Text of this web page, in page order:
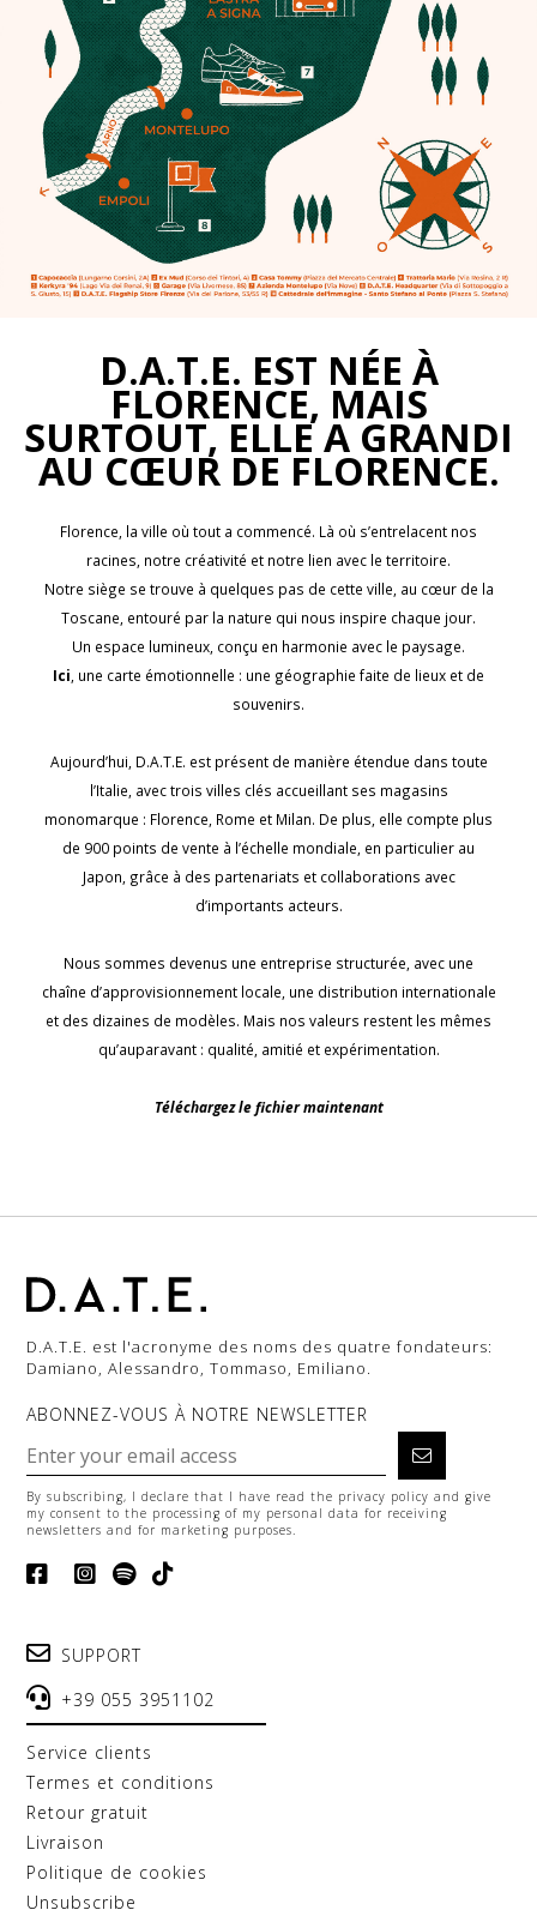
D.A.T.E. EST NÉE À
FLORENCE, MAIS
SURTOUT, ELLE A GRANDI
AU CŒUR DE FLORENCE.
Florence, la ville où tout a commencé. Là où s’entrelacent nos
racines, notre créativité et notre lien avec le territoire.
Notre siège se trouve à quelques pas de cette ville, au cœur de la
Toscane, entouré par la nature qui nous inspire chaque jour.
Un espace lumineux, conçu en harmonie avec le paysage.
Ici, une carte émotionnelle : une géographie faite de lieux et de
souvenirs.
Aujourd’hui, D.A.T.E. est présent de manière étendue dans toute
l’Italie, avec trois villes clés accueillant ses magasins
monomarque : Florence, Rome et Milan. De plus, elle compte plus
de 900 points de vente à l’échelle mondiale, en particulier au
Japon, grâce à des partenariats et collaborations avec
d’importants acteurs.
Nous sommes devenus une entreprise structurée, avec une
chaîne d’approvisionnement locale, une distribution internationale
et des dizaines de modèles. Mais nos valeurs restent les mêmes
qu’auparavant : qualité, amitié et expérimentation.
Téléchargez le fichier maintenant
D.A.T.E. est l'acronyme des noms des quatre fondateurs:
Damiano, Alessandro, Tommaso, Emiliano.
ABONNEZ-VOUS À NOTRE NEWSLETTER
By subscribing, I declare that I have read the privacy policy and give
my consent to the processing of my personal data for receiving
newsletters and for marketing purposes.
SUPPORT
+39 055 3951102
service clients
termes et conditions
retour gratuit
livraison
politique de cookies
unsubscribe